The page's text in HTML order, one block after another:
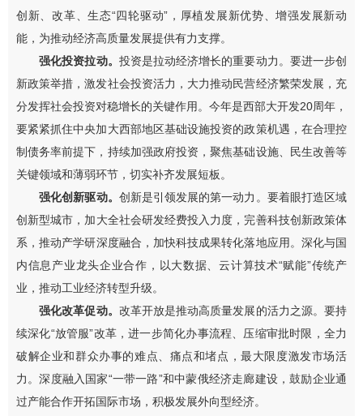
创新、改革、生态“四轮驱动” ，厚植发展新优势、增强发展新动
能，为推动经济高质量发展提供有力支撑。
强化投资拉动。 投资是拉动经济增长的重要动力。要进一步创
新政策举措，激发社会投资活力， 大力推动民营经济繁荣发展 ，充
分发挥社会投资对稳增长的关键作用 。 今年是西部大开发20周年，
要紧紧抓住中央加大西部地区基础设施投资的政策机遇 ，在合理控
制债务率前提下，持续加强政府投资，聚焦基础设施、民生改善等
关键领域和薄弱环节，切实补齐发展短板。
强化创新驱动。 创新是引领发展的第一动力。要着眼打造区域
创新型城市， 加大全社会研发经费投入力度，完善科技创新政策体
系，推动产学研深度融合，加快科技成果转化落地应用。深化与国
内信息产业龙头企业合作，以大数据、云计算技术“赋能”传统产
业，推动工业经济转型升级。
强化改革促动。 改革开放是推动高质量发展的活力之源。要持
续深化“放管服”改革，进一步简化办事流程、压缩审批时限，全力
破解企业和群众办事的难点、痛点和堵点，最大限度激发市场活
力。深度融入国家“一带一路”和中蒙俄经济走廊建设，鼓励企业通
过产能合作开拓国际市场，积极发展外向型经济。